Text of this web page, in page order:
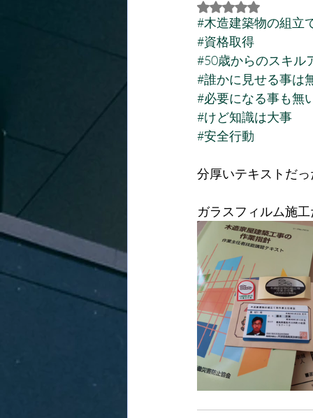
5つ星のうちNaN
#木造建築物の組立
#資格取得
#50歳からのスキル
#誰かに見せる事は
#必要になる事も無
#けど知識は大事
#安全行動
分厚いテキストだ
ガラスフィルム施